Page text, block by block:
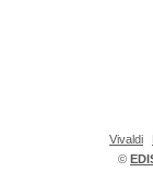
©
Vivaldi